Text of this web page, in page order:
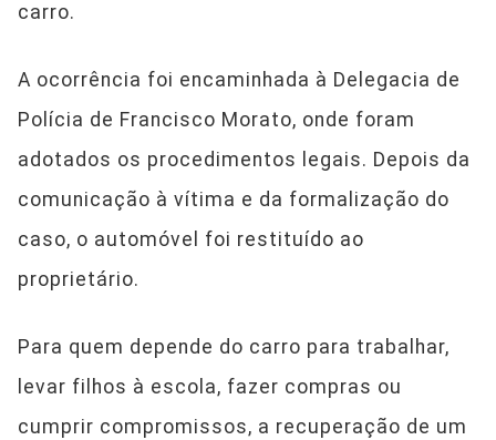
carro.
A ocorrência foi encaminhada à Delegacia de
Polícia de Francisco Morato, onde foram
adotados os procedimentos legais. Depois da
comunicação à vítima e da formalização do
caso, o automóvel foi restituído ao
proprietário.
Para quem depende do carro para trabalhar,
levar filhos à escola, fazer compras ou
cumprir compromissos, a recuperação de um